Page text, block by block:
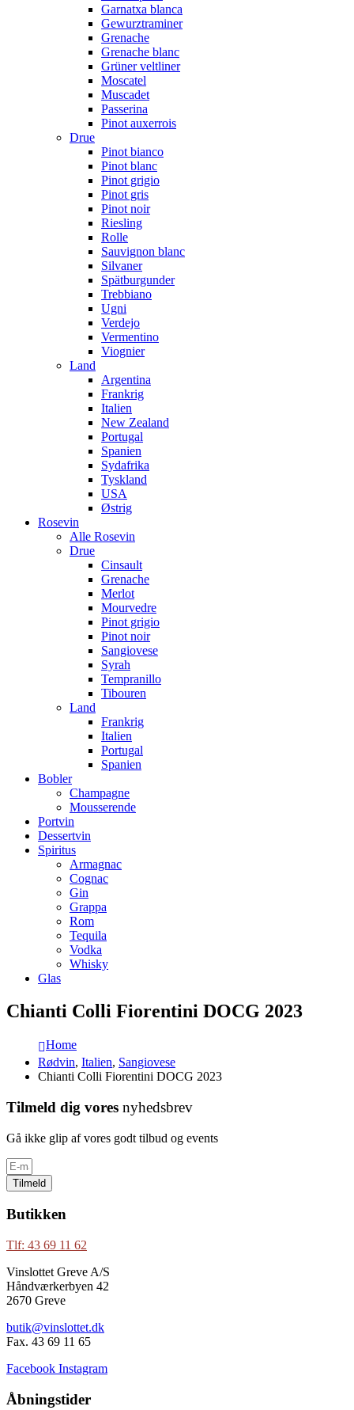
Garnatxa blanca
Gewurztraminer
Grenache
Grenache blanc
Grüner veltliner
Moscatel
Muscadet
Passerina
Pinot auxerrois
Drue
Pinot bianco
Pinot blanc
Pinot grigio
Pinot gris
Pinot noir
Riesling
Rolle
Sauvignon blanc
Silvaner
Spätburgunder
Trebbiano
Ugni
Verdejo
Vermentino
Viognier
Land
Argentina
Frankrig
Italien
New Zealand
Portugal
Spanien
Sydafrika
Tyskland
USA
Østrig
Rosevin
Alle Rosevin
Drue
Cinsault
Grenache
Merlot
Mourvedre
Pinot grigio
Pinot noir
Sangiovese
Syrah
Tempranillo
Tibouren
Land
Frankrig
Italien
Portugal
Spanien
Bobler
Champagne
Mousserende
Portvin
Dessertvin
Spiritus
Armagnac
Cognac
Gin
Grappa
Rom
Tequila
Vodka
Whisky
Glas
Chianti Colli Fiorentini DOCG 2023
Home
Rødvin, Italien, Sangiovese
Chianti Colli Fiorentini DOCG 2023
Tilmeld dig vores nyhedsbrev
Gå ikke glip af vores godt tilbud og events
Tilmeld
Butikken
Tlf: 43 69 11 62
Vinslottet Greve A/S
Håndværkerbyen 42
2670 Greve
butik@vinslottet.dk
Fax. 43 69 11 65
Facebook Instagram
Åbningstider